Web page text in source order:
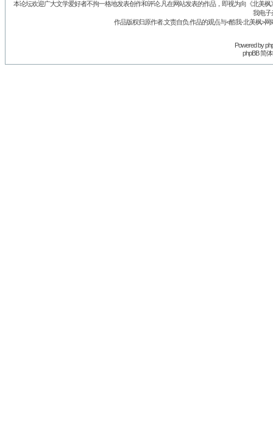
本论坛欢迎广大文学爱好者不拘一格地发表创作和评论.凡在网站发表的作品，即视为向《北美
我电子
作品版权归原作者.文责自负.作品的观点与<酷我-北美枫>
Powered by
phpBB 简